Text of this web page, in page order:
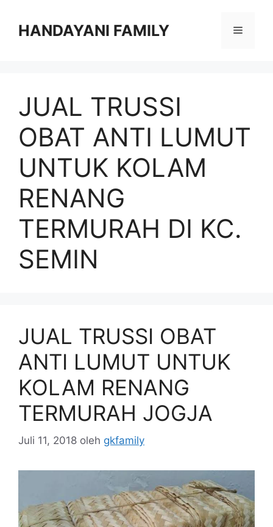
HANDAYANI FAMILY Menu
JUAL TRUSSI
OBAT ANTI LUMUT
UNTUK KOLAM
RENANG
TERMURAH DI KC.
SEMIN
JUAL TRUSSI OBAT
ANTI LUMUT UNTUK
KOLAM RENANG
TERMURAH JOGJA
Juli 11, 2018 oleh gkfamily